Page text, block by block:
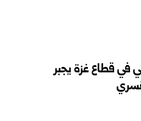
في قطاع غزة يجبر